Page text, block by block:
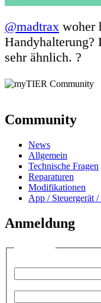
@madtrax woher
Handyhalterung?
sehr ähnlich. ?
Community
News
Allgemein
Technische Fragen
Reparaturen
Modifikationen
App / Steuergerät
Anmeldung